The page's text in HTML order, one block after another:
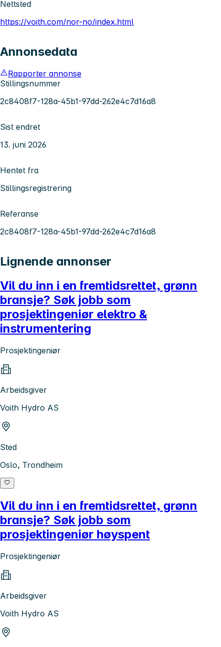
Nettsted
https://voith.com/nor-no/index.html
Annonsedata
Rapporter annonse
Stillingsnummer
2c8408f7-128a-45b1-97dd-262e4c7d16a8
Sist endret
13. juni 2026
Hentet fra
Stillingsregistrering
Referanse
2c8408f7-128a-45b1-97dd-262e4c7d16a8
Lignende annonser
Vil du inn i en fremtidsrettet, grønn
bransje? Søk jobb som
prosjektingeniør elektro &
instrumentering
Prosjektingeniør
Arbeidsgiver
Voith Hydro AS
Sted
Oslo, Trondheim
Vil du inn i en fremtidsrettet, grønn
bransje? Søk jobb som
prosjektingeniør høyspent
Prosjektingeniør
Arbeidsgiver
Voith Hydro AS